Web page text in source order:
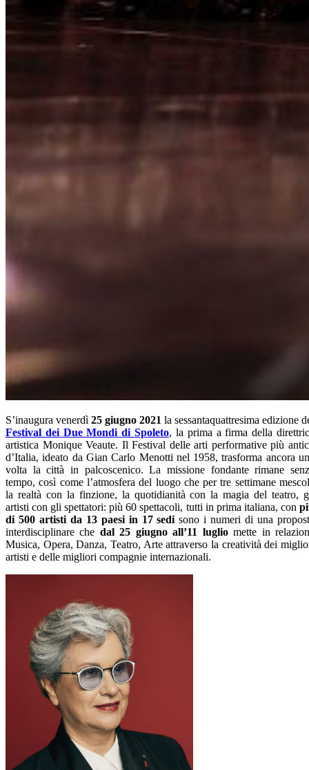
S’inaugura venerdì 25 giugno 2021 la sessantaquattresima edizione
Festival dei Due Mondi di Spoleto, la prima a firma della
artistica Monique Veaute. Il Festival delle arti performative più
d’Italia, ideato da Gian Carlo Menotti nel 1958, trasforma ancora
volta la città in palcoscenico. La missione fondante rimane
tempo, così come l’atmosfera del luogo che per tre settimane
la realtà con la finzione, la quotidianità con la magia del teatro,
artisti con gli spettatori: più 60 spettacoli, tutti in prima italiana, con
di 500 artisti da 13 paesi in 17 sedi sono i numeri di una
interdisciplinare che dal 25 giugno all’11 lugliomette in
Musica, Opera, Danza, Teatro, Arte attraverso la creatività dei
artisti e delle migliori compagnie internazionali.